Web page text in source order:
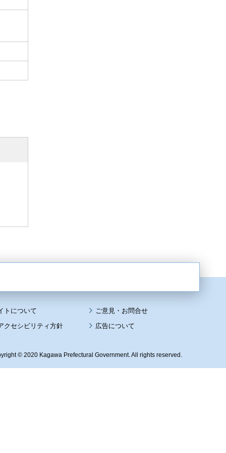
トについて
クセシビリティ方針
広告について
© 2020 Kagawa Prefectural Government. All rights reserved.